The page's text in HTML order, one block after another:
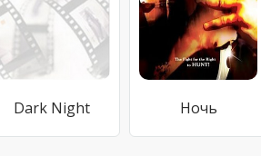
Dark Night Ночь